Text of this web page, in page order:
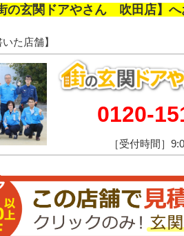
の玄関ドアやさん 吹田店】へ
0120-
［受付時間］